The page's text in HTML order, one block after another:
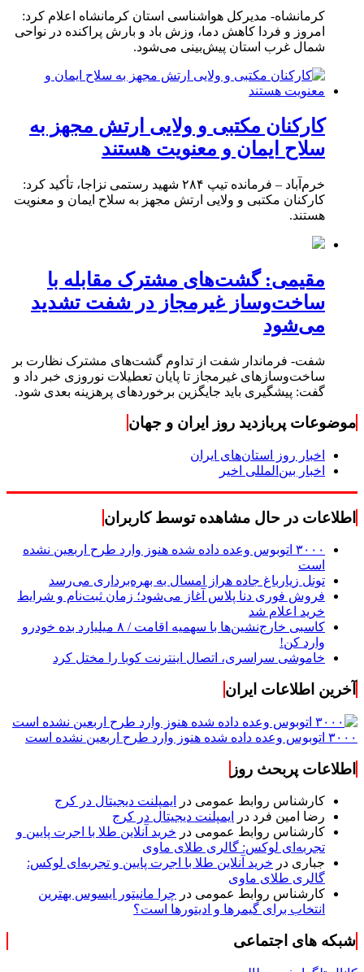
کرمانشاه- مدیرکل هواشناسی استان کرمانشاه اعلام کرد:
امروز و فردا کاهش دما، وزش باد و بارش پراکنده در نواحی
شمال غرب استان پیش‌بینی می‌شود.
کارکنان مکتبی و ولایی ارتش مجهز به
سلاح ایمان و معنویت هستند
خرم‌آباد – فرمانده تیپ ۲۸۴ شهید رستمی نزاجا، تأکید کرد:
کارکنان مکتبی و ولایی ارتش مجهز به سلاح ایمان و معنویت
هستند.
مقیمی: گشت‌های مشترک مقابله با
ساخت‌وساز غیرمجاز در شفت تشدید
می‌شود
شفت- فرماندار شفت از تداوم گشت‌های مشترک نظارت بر
ساخت‌وسازهای غیرمجاز تا پایان تعطیلات نوروزی خبر داد و
گفت: پیشگیری باید جایگزین برخوردهای پرهزینه بعدی شود.
موضوعات پربازدید روز ایران و جهان
اخبار روز استان‌های ایران
اخبار بین‌المللی اخیر
اطلاعات در حال مشاهده توسط کاربران
۳۰۰۰ اتوبوس وعده داده شده هنوز وارد طرح اربعین نشده
است
تونل زیارباغ جاده هراز امسال به بهره‌برداری می‌رسد
فروش فوری دنا پلاس آغاز می‌شود؛ زمان ثبت‌نام و شرایط
خرید اعلام شد
کاسبی خارج‌نشین‌ها با سهمیه اقامت / ۸ میلیارد بده خودرو
وارد کن!
خاموشی سراسری، اتصال اینترنت کوبا را مختل کرد
آخرین اطلاعات ایران
۳۰۰۰ اتوبوس وعده داده شده هنوز وارد طرح اربعین نشده است
اطلاعات پربحث روز
کارشناس روابط عمومی در
ایمپلنت دیجیتال در کرج
رضا امین فرد در
ایمپلنت دیجیتال در کرج
کارشناس روابط عمومی در خرید آنلاین طلا با اجرت پایین و
تجربه‌ای لوکس: گالری طلای ماوی
جباری در خرید آنلاین طلا با اجرت پایین و تجربه‌ای لوکس:
گالری طلای ماوی
کارشناس روابط عمومی در چرا مانیتور ایسوس بهترین
انتخاب برای گیمرها و ادیتورها است؟
شبکه های اجتماعی